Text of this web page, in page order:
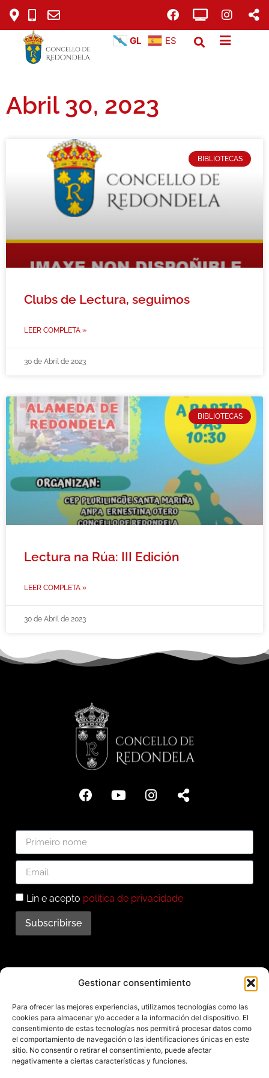
Gestionar consentimiento
Para ofrecer las mejores experiencias, utilizamos tecnologías como las
cookies para almacenar y/o acceder a la información del dispositivo. El
consentimiento de estas tecnologías nos permitirá procesar datos como
el comportamiento de navegación o las identificaciones únicas en este
sitio. No consentir o retirar el consentimiento, puede afectar
negativamente a ciertas características y funciones.
GL ES
Abril 30, 2023
BIBLIOTECAS
Clubs de Lectura, seguimos
LEER COMPLETA »
30 de Abril de 2023
BIBLIOTECAS
Lectura na Rúa: III Edición
LEER COMPLETA »
30 de Abril de 2023
Lin e acepto política de privacidade
Subscribirse
Subscríbete ao noso
boletín
Mantente informado das últimas novidades e
actividades do municipio. Subscríbete agora e
recibe no teu enderezo electrónico toda a